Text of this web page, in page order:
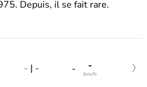
Depuis, il se fait rare.
- | - - -
km/h